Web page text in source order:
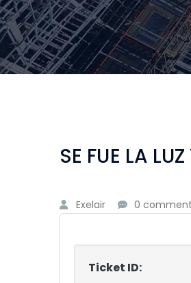
SE FUE LA
Exelair 0 comment
Ticket ID: